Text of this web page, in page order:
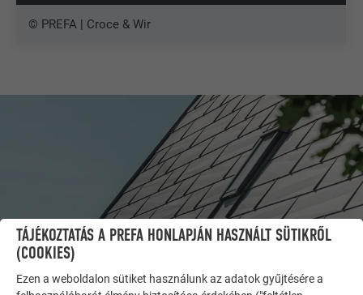
© PREFA | Croce & Wir
TÁJÉKOZTATÁS A PREFA HONLAPJÁN HASZNÁLT SÜTIKRŐL
(COOKIES)
Ezen a weboldalon sütiket használunk az adatok gyűjtésére a